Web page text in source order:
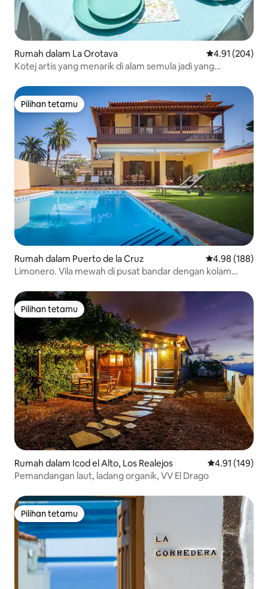
Rumah dalam La Orotava Penarafan
4.91 (204)
Kotej artis yang menarik di alam semula jadi yang
Pilihan tetamu
Pilihan tetamu
Rumah dalam Puerto de la Cruz Penarafan
4.98 (188)
Limonero. Vila mewah di pusat bandar dengan kolam
Pilihan tetamu
Pilihan tetamu
Rumah dalam Icod el Alto, Los Realejos Penarafan
4.91 (149)
Pemandangan laut, ladang organik, VV El Drago
Pilihan tetamu
Pilihan tetamu